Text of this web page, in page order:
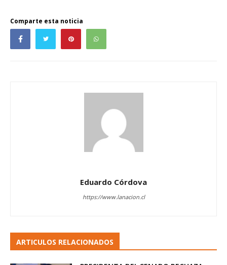
Comparte esta noticia
Eduardo Córdova
https://www.lanacion.cl
ARTICULOS RELACIONADOS